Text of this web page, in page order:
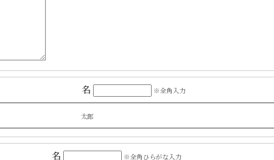
名 ※全角入力
太郎
名 ※全角ひらがな入力